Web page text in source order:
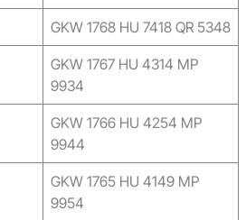
GKW 1768 HU 7418 QR 5348
GKW 1767 HU 4314 MP
9934
GKW 1766 HU 4254 MP
9944
GKW 1765 HU 4149 MP
9954